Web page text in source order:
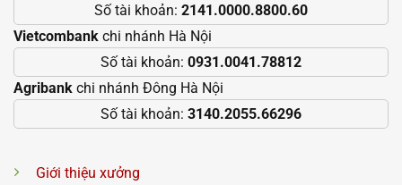
Số tài khoản: 2141.0000.8800.60
Vietcombank chi nhánh Hà Nội
Số tài khoản: 0931.0041.78812
Agribank chi nhánh Đông Hà Nội
Số tài khoản: 3140.2055.66296
Giới thiệu xưởng